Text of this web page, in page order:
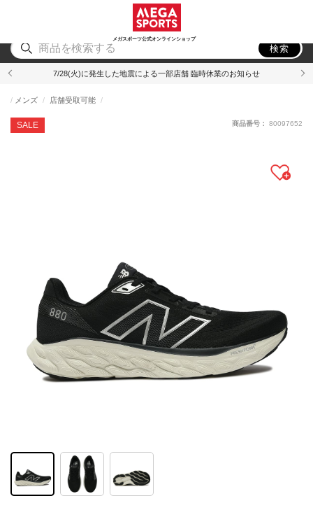
メガスポーツ公式オンラインショップ
アウトドア
検索
7/28(火)に発生した地震による一部店舗 臨時休業のお知らせ
SALE
メンズ 店舗受取可能
商品番号： 80097652